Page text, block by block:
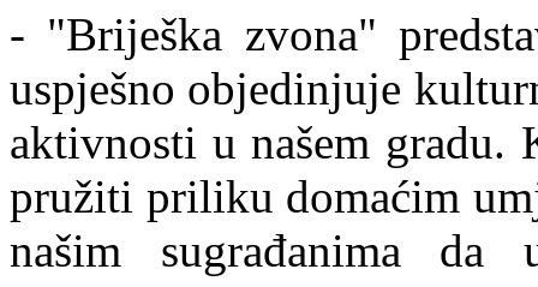
- "Briješka zvona"
uspješno objedinjuje
aktivnosti u našem gradu.
pružiti priliku domaćim
našim sugrađanima da